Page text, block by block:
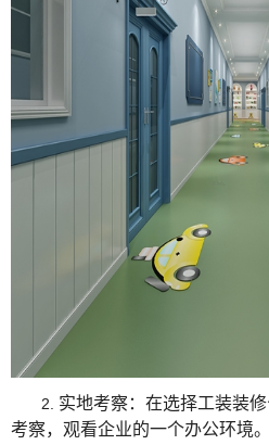
2. 实地考察：在选择工装装
考察，观看企业的一个办公环境